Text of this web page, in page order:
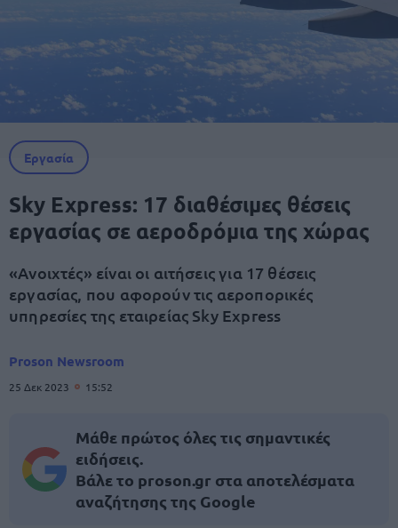
Εργασία
Sky Express: 17 διαθέσιμες θέσεις
εργασίας σε αεροδρόμια της χώρας
«Ανοιχτές» είναι οι αιτήσεις για 17 θέσεις
εργασίας, που αφορούν τις αεροπορικές
υπηρεσίες της εταιρείας Sky Express
Proson Newsroom
25 Δεκ 2023 15:52
Μάθε πρώτος όλες τις σημαντικές
ειδήσεις.
Βάλε το proson.gr στα αποτελέσματα
αναζήτησης της Google